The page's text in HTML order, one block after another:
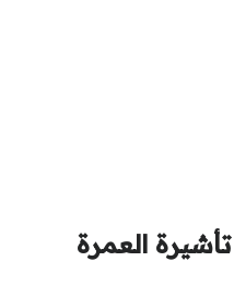
العمرة